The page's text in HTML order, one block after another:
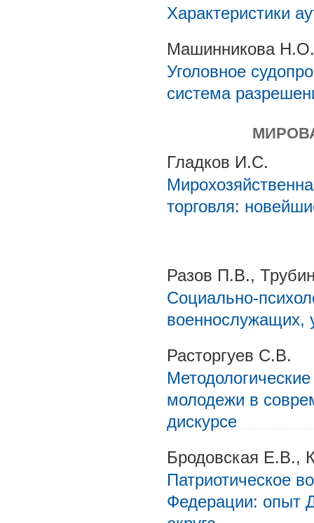
Характеристики
Машинникова Н.О.
Уголовное
система
Гладков И.С.
торговля:
Разов П.В.,
Социально-
военнослужащих,
Расторгуев С.В.
молодежи в
дискурсе
Бродовская Е.В.,
Патриотическое
Федерации: опыт